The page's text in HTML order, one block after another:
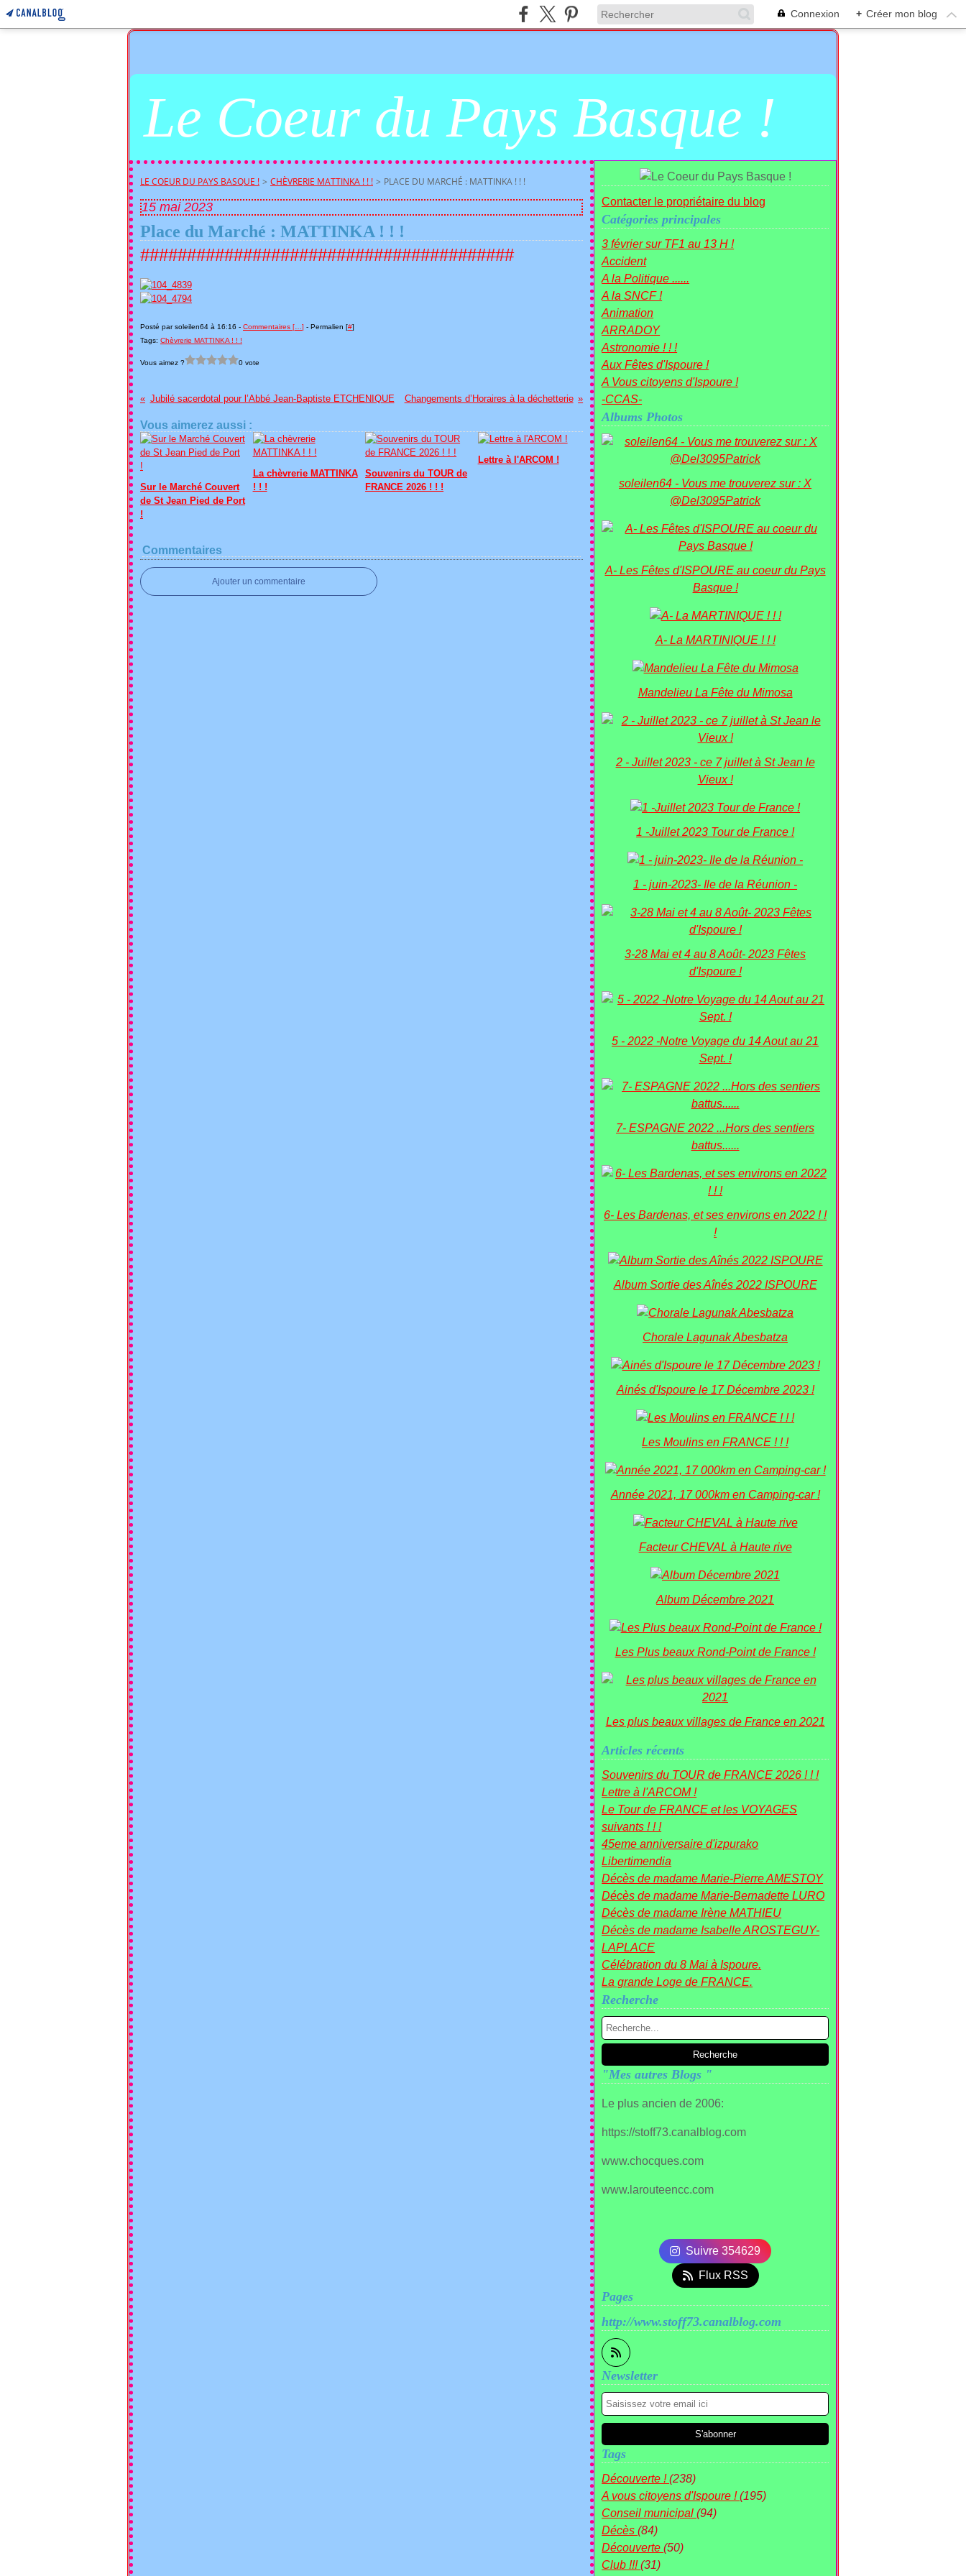
Connexion + Créer mon blog
Le Coeur du Pays Basque !
LE COEUR DU PAYS BASQUE ! > CHÈVRERIE MATTINKA ! ! ! > PLACE DU MARCHÉ : MATTINKA ! ! !
15 mai 2023
Place du Marché : MATTINKA ! ! !
########################################
Posté par soleilen64 à 16:16 - Commentaires [ ] - Permalien [#]
Tags: Chèvrerie MATTINKA ! ! !
Vous aimez ? 0 vote
Jubilé sacerdotal pour l’Abbé Jean-Baptiste ETCHENIQUE Changements d’Horaires à la déchetterie
Vous aimerez aussi :
Sur le Marché Couvert
de St Jean Pied de Port
!
La chèvrerie MATTINKA
! ! !
Souvenirs du TOUR de
FRANCE 2026 ! ! !
Lettre à l'ARCOM !
Commentaires
Ajouter un commentaire
Contacter le propriétaire du blog
Catégories principales
3 février sur TF1 au 13 H !
Accident
A la Politique ......
A la SNCF !
Animation
ARRADOY
Astronomie ! ! !
Aux Fêtes d'Ispoure !
A Vous citoyens d'Ispoure !
-CCAS-
Albums Photos
soleilen64 - Vous me trouverez sur : X
@Del3095Patrick
A- Les Fêtes d'ISPOURE au coeur du Pays
Basque !
A- La MARTINIQUE ! ! !
Mandelieu La Fête du Mimosa
2 - Juillet 2023 - ce 7 juillet à St Jean le
Vieux !
1 -Juillet 2023 Tour de France !
1 - juin-2023- Ile de la Réunion -
3-28 Mai et 4 au 8 Août- 2023 Fêtes
d'Ispoure !
5 - 2022 -Notre Voyage du 14 Aout au 21
Sept. !
7- ESPAGNE 2022 ...Hors des sentiers
battus......
6- Les Bardenas, et ses environs en 2022 ! !
!
Album Sortie des Aînés 2022 ISPOURE
Chorale Lagunak Abesbatza
Ainés d'Ispoure le 17 Décembre 2023 !
Les Moulins en FRANCE ! ! !
Année 2021, 17 000km en Camping-car !
Facteur CHEVAL à Haute rive
Album Décembre 2021
Les Plus beaux Rond-Point de France !
Les plus beaux villages de France en 2021
Articles récents
Souvenirs du TOUR de FRANCE 2026 ! ! !
Lettre à l'ARCOM !
Le Tour de FRANCE et les VOYAGES
suivants ! ! !
45eme anniversaire d'izpurako
Libertimendia
Décès de madame Marie-Pierre AMESTOY
Décès de madame Marie-Bernadette LURO
Décès de madame Irène MATHIEU
Décès de madame Isabelle AROSTEGUY-
LAPLACE
Célébration du 8 Mai à Ispoure.
La grande Loge de FRANCE.
Recherche
"Mes autres Blogs "
Le plus ancien de 2006:
https://stoff73.canalblog.com
www.chocques.com
www.larouteencc.com
Suivre 354629
Flux RSS
Pages
http://www.stoff73.canalblog.com
Newsletter
Tags
Découverte !(238)
A vous citoyens d'Ispoure !(195)
Conseil municipal(94)
Décès(84)
Découverte(50)
Club !!!(31)